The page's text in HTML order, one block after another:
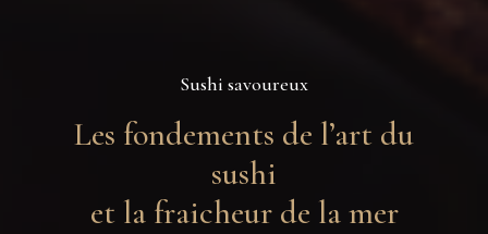
Sushi savoureux
Les fondements de l’art du
sushi
et la fraicheur de la mer